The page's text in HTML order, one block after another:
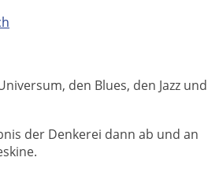
den Blues, den Jazz und
der Denkerei dann ab und an